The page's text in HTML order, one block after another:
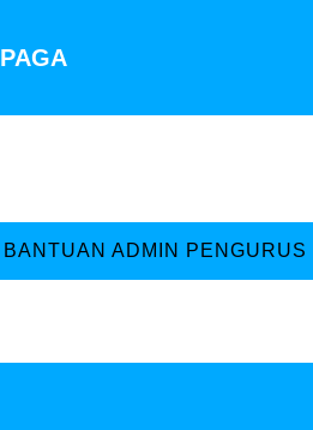
PAGA
BANTUAN ADMIN PENGURUS